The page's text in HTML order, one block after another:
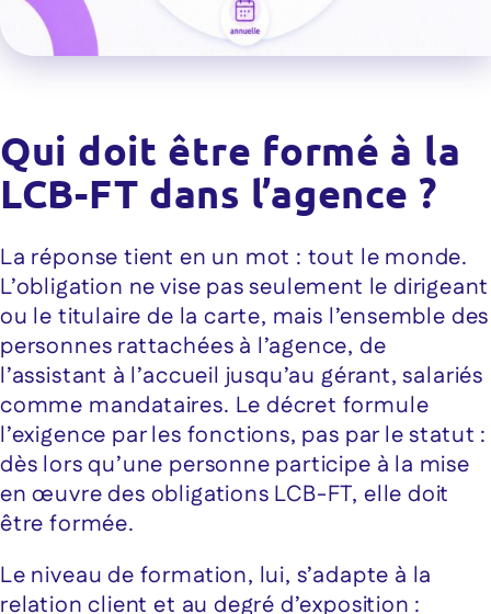
Qui doit être formé à la
LCB-FT dans l’agence ?
La réponse tient en un mot : tout le monde.
L’obligation ne vise pas seulement le dirigeant
ou le titulaire de la carte, mais l’ensemble des
personnes rattachées à l’agence, de
l’assistant à l’accueil jusqu’au gérant, salariés
comme mandataires. Le décret formule
l’exigence par les fonctions, pas par le statut :
dès lors qu’une personne participe à la mise
en œuvre des obligations LCB-FT, elle doit
être formée.
Le niveau de formation, lui, s’adapte à la
relation client et au degré d’exposition :